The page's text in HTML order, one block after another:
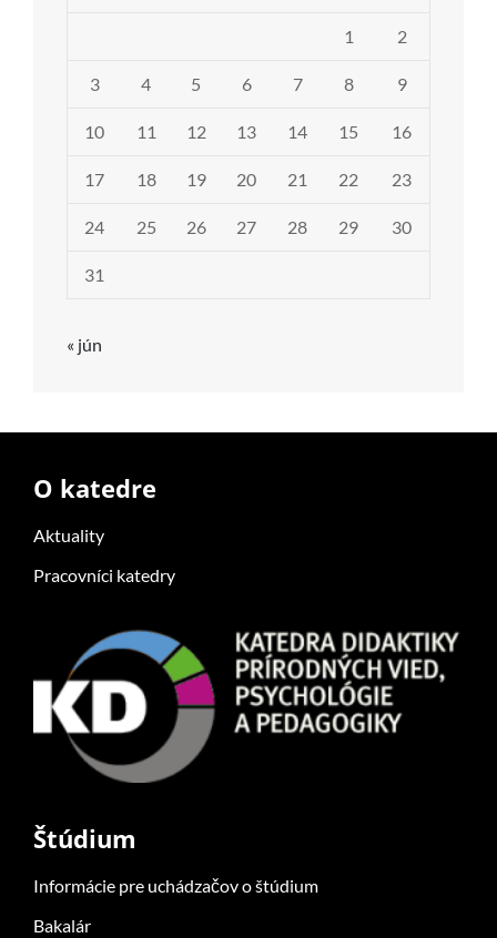
1 2
3 4 5 6 7 8 9
10 11 12 13 14 15 16
17 18 19 20 21 22 23
24 25 26 27 28 29 30
31
« jún
O katedre
Aktuality
Pracovníci katedry
Štúdium
Informácie pre uchádzačov o štúdium
Bakalár